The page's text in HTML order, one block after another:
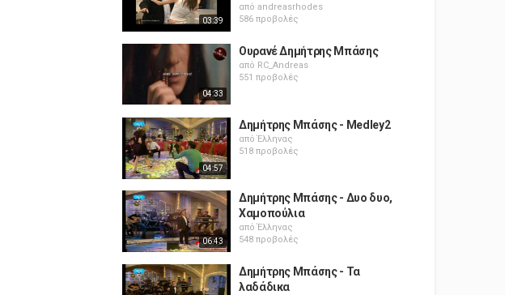
03:39
από andreasrhodes
586 προβολές
04:33
Ουρανέ Δημήτρης Μπάσης
από RC_Andreas
551 προβολές
04:57
Δημήτρης Μπάσης - Medley2
απόΈλληνας
518 προβολές
06:43
Δημήτρης Μπάσης - Δυο δυο,
Χαμοπούλια
απόΈλληνας
548 προβολές
Δημήτρης Μπάσης - Τα
λαδάδικα